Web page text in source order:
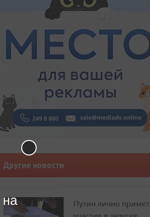
Другие новости
Путин лично примет